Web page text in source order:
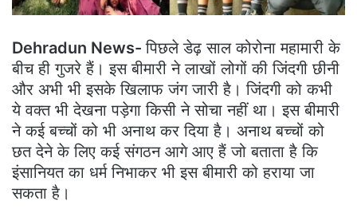
Dehradun News-पिछले डेढ़ साल कोरोना महामारी के
बीच ही गुजरे हैं। इस बीमारी ने लाखों लोगों की जिंदगी छीनी
और अभी भी इसके खिलाफ जंग जारी है। जिंदगी को कभी
ये वक्त भी देखना पड़ेगा किसी ने सोचा नहीं था। इस बीमारी
ने कई बच्चों को भी अनाथ कर दिया है। अनाथ बच्चों को
छत देने के लिए कई संगठन आगे आए हैं जो बताता है कि
इंसानियत का धर्म निभाकर भी इस बीमारी को हराया जा
सकता है।